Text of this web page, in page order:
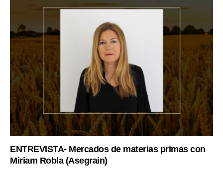
ENTREVISTA- Mercados de materias primas con
Miriam Robla (Asegrain)